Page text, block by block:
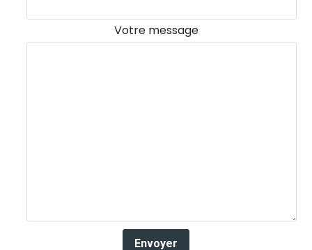
Votre message